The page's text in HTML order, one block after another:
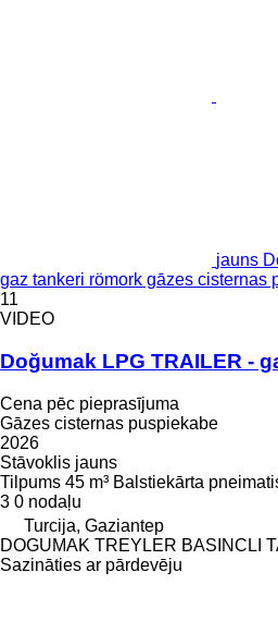
jauns
gaz tankeri römork gāzes cisternas
11
VIDEO
Doğumak LPG TRAILER -
Cena pēc pieprasījuma
Gāzes cisternas puspiekabe
2026
Stāvoklis jauns
Tilpums 45 m³ Balstiekārta
3 0 nodaļu
Turcija, Gaziantep
DOGUMAK TREYLER BASINCLI
Sazināties ar pārdevēju